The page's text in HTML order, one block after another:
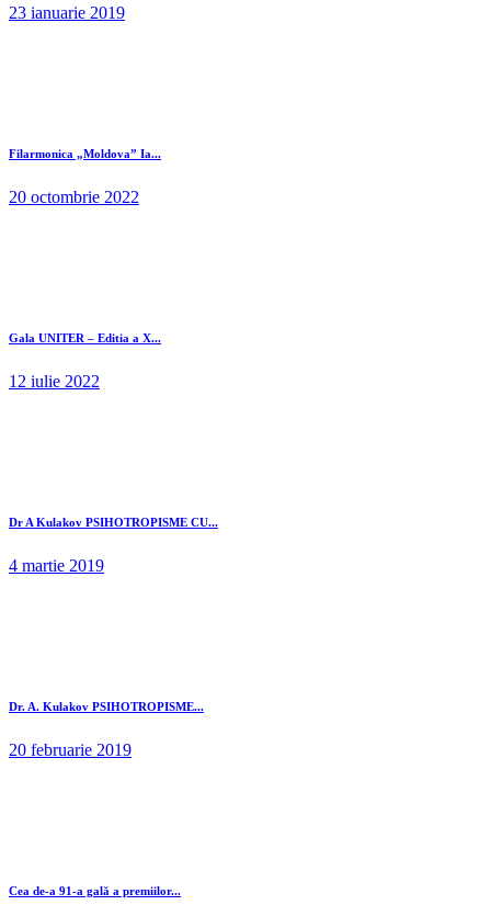
23 ianuarie 2019
Filarmonica „Moldova” Ia...
20 octombrie 2022
Gala UNITER – Editia a X...
12 iulie 2022
Dr A Kulakov PSIHOTROPISME CU...
4 martie 2019
Dr. A. Kulakov PSIHOTROPISME...
20 februarie 2019
Cea de-a 91-a gală a premiilor...